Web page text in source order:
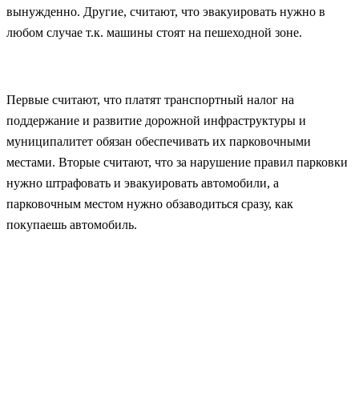
вынужденно. Другие, считают, что эвакуировать нужно в
любом случае т.к. машины стоят на пешеходной зоне.
Первые считают, что платят транспортный налог на
поддержание и развитие дорожной инфраструктуры и
муниципалитет обязан обеспечивать их парковочными
местами. Вторые считают, что за нарушение правил парковки
нужно штрафовать и эвакуировать автомобили, а
парковочным местом нужно обзаводиться сразу, как
покупаешь автомобиль.